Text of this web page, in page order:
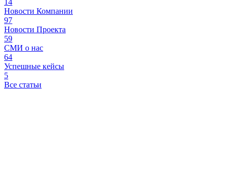
14
Новости Компании
97
Новости Проекта
59
СМИ о нас
64
Успешные кейсы
5
Все статьи